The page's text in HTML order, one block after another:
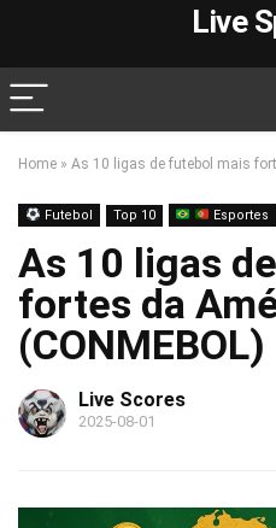
Live
Home » As 10 ligas de futebol mais
Futebol Top 10 Esportes
As 10 ligas
fortes da
(CONMEBOL)
Live Scores
2025-08-01